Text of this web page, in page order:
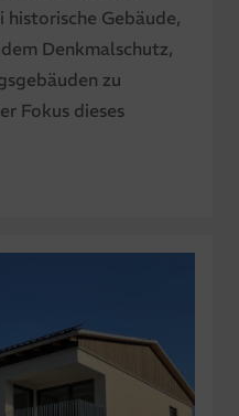
Gebäude,
Denkmalschutz,
zu
Fokus dieses